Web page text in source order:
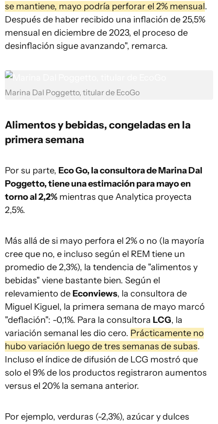
se mantiene, mayo podría perforar el 2% mensual.
Después de haber recibido una inflación de 25,5%
mensual en diciembre de 2023, el proceso de
desinflación sigue avanzando", remarca.
Marina Dal Poggetto, titular de EcoGo
Alimentos y bebidas, congeladas en la
primera semana
Por su parte, Eco Go, la consultora de Marina Dal
Poggetto, tiene una estimación para mayo en
torno al 2,2% mientras que Analytica proyecta
2,5%.
Más allá de si mayo perfora el 2% o no (la mayoría
cree que no, e incluso según el REM tiene un
promedio de 2,3%), la tendencia de "alimentos y
bebidas" viene bastante bien. Según el
relevamiento de Econviews, la consultora de
Miguel Kiguel, la primera semana de mayo marcó
"deflación": -0,1%. Para la consultora LCG, la
variación semanal les dio cero. Prácticamente no
hubo variación luego de tres semanas de subas.
Incluso el índice de difusión de LCG mostró que
solo el 9% de los productos registraron aumentos
versus el 20% la semana anterior.
Por ejemplo, verduras (-2,3%), azúcar y dulces